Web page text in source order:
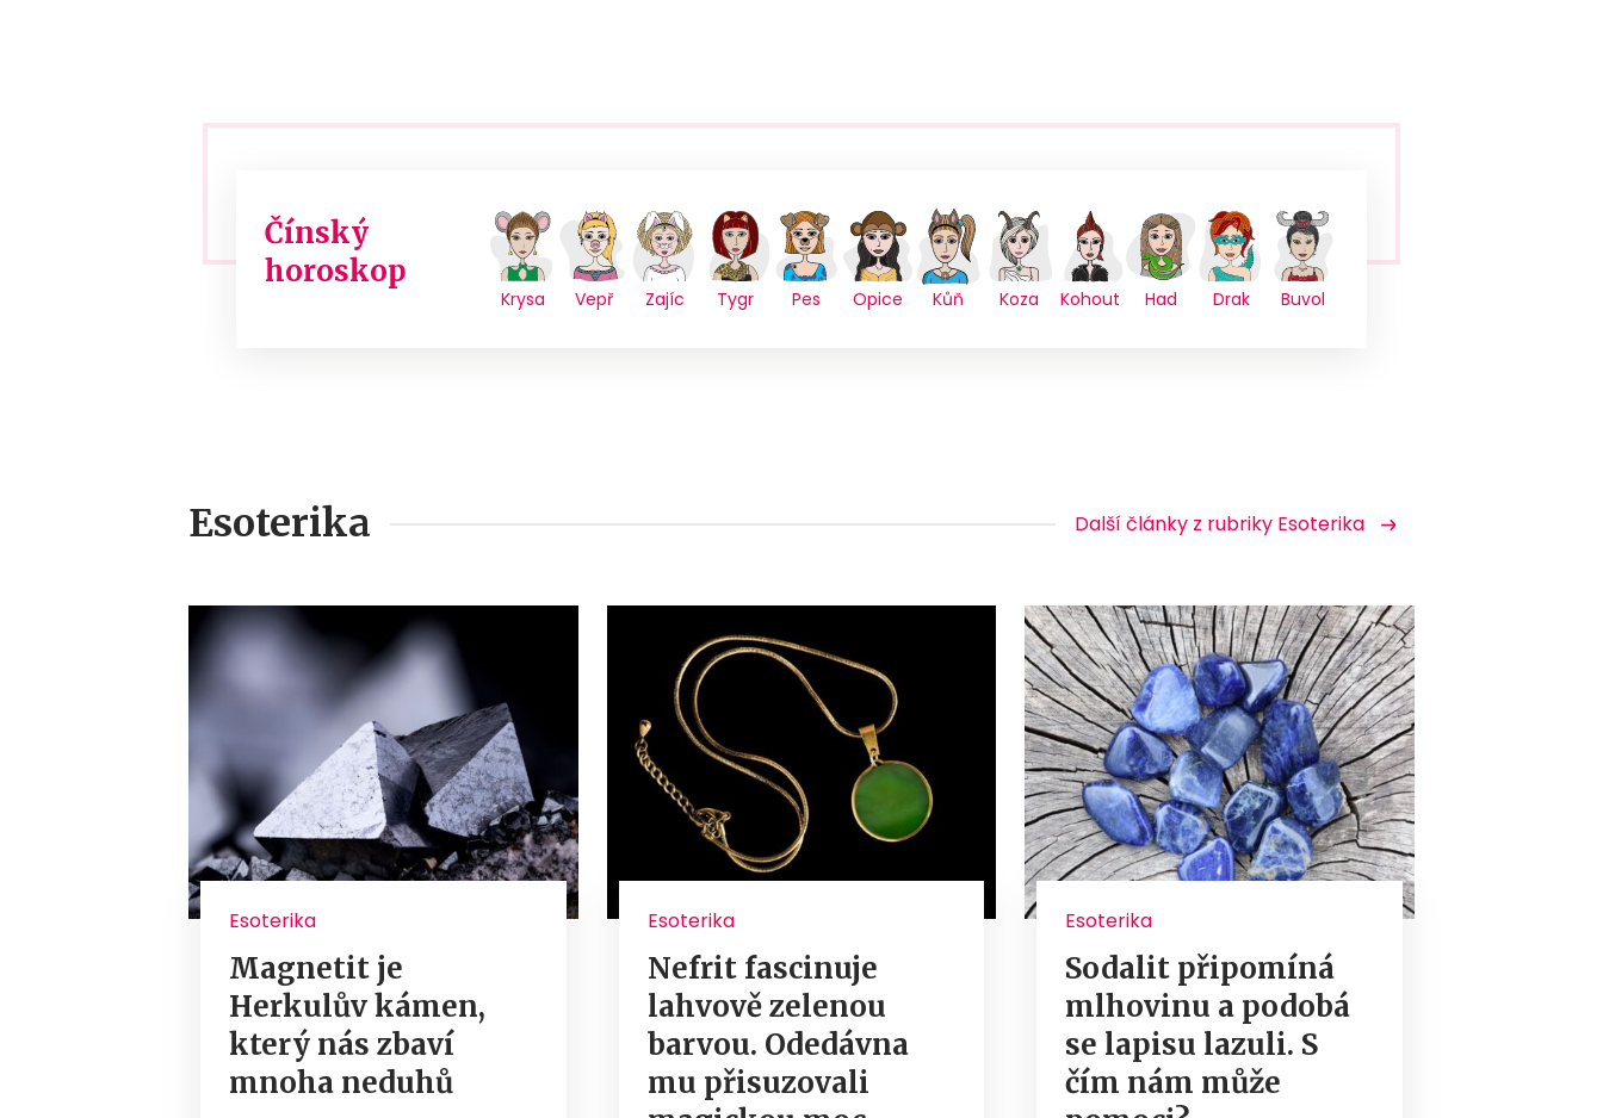
Čínský
horoskop
Krysa Vepř Zajíc Tygr Pes Opice Kůň Koza Kohout Had Drak Buvol
Esoterika Další články z rubriky Esoterika
Esoterika
Magnetit je
Herkulův kámen,
který nás zbaví
mnoha neduhů
Esoterika
Nefrit fascinuje
lahvově zelenou
barvou. Odedávna
mu přisuzovali
Esoterika
Sodalit připomíná
mlhovinu a podobá
se lapisu lazuli. S
čím nám může